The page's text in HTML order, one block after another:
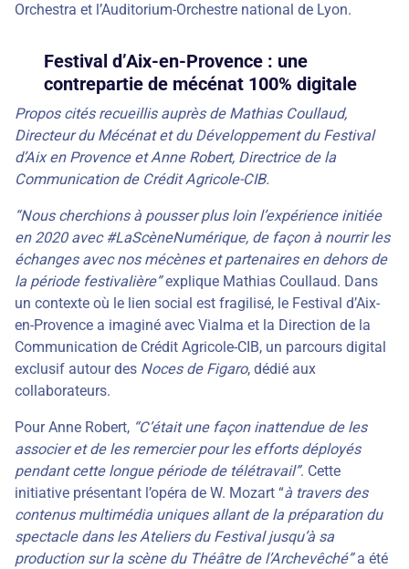
Orchestra et l’Auditorium-Orchestre national de Lyon.
Festival d’Aix-en-Provence : une
contrepartie de mécénat 100% digitale
Propos cités recueillis auprès de Mathias Coullaud,
Directeur du Mécénat et du Développement du Festival
d’Aix en Provence et Anne Robert, Directrice de la
Communication de Crédit Agricole-CIB.
“Nous cherchions à pousser plus loin l’expérience initiée
en 2020 avec #LaScèneNumérique, de façon à nourrir les
échanges avec nos mécènes et partenaires en dehors de
la période festivalière”explique Mathias Coullaud. Dans
un contexte où le lien social est fragilisé, le Festival d’Aix-
en-Provence a imaginé avec Vialma et la Direction de la
Communication de Crédit Agricole-CIB, un parcours digital
exclusif autour des Noces de Figaro, dédié aux
collaborateurs.
Pour Anne Robert, “C’était une façon inattendue de les
associer et de les remercier pour les efforts déployés
pendant cette longue période de télétravail”. Cette
initiative présentant l’opéra de W. Mozart “à travers des
contenus multimédia uniques allant de la préparation du
spectacle dans les Ateliers du Festival jusqu’à sa
production sur la scène du Théâtre de l’Archevêché”a été